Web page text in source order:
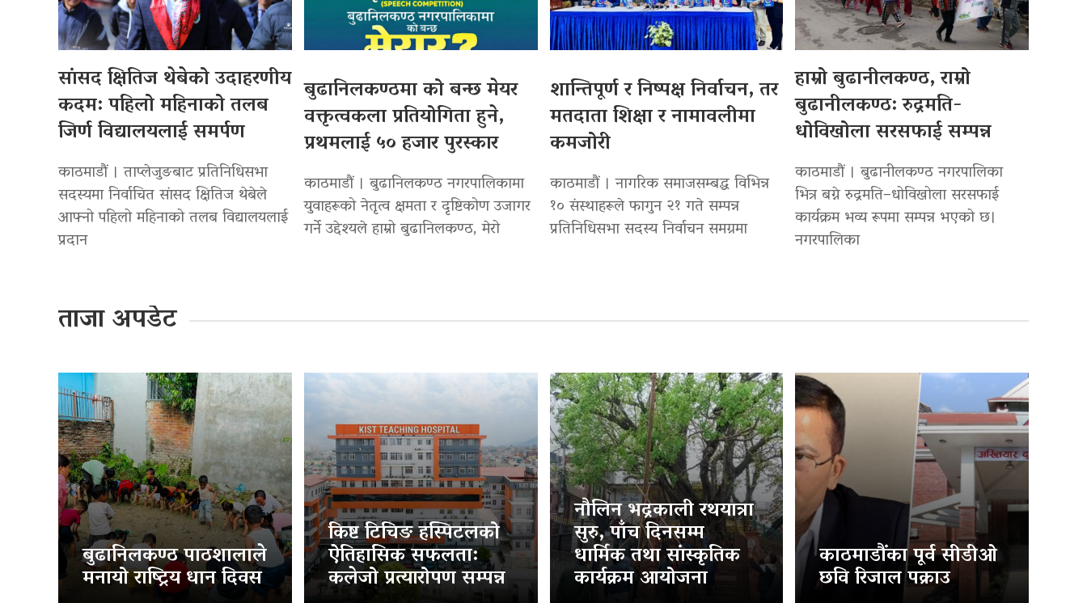
सांसद क्षितिज थेबेको उदाहरणीय
कदम: पहिलो महिनाको तलब
जिर्ण विद्यालयलाई समर्पण
काठमाडौं । ताप्लेजुङबाट प्रतिनिधिसभा
सदस्यमा निर्वाचित सांसद क्षितिज थेबेले
आफ्नो पहिलो महिनाको तलब विद्यालयलाई
प्रदान
बुढानिलकण्ठमा को बन्छ मेयर
वक्तृत्वकला प्रतियोगिता हुने,
प्रथमलाई ५० हजार पुरस्कार
काठमाडौं । बुढानिलकण्ठ नगरपालिकामा
युवाहरूको नेतृत्व क्षमता र दृष्टिकोण उजागर
गर्ने उद्देश्यले हाम्रो बुढानिलकण्ठ, मेरो
शान्तिपूर्ण र निष्पक्ष निर्वाचन, तर
मतदाता शिक्षा र नामावलीमा
कमजोरी
काठमाडौं । नागरिक समाजसम्बद्ध विभिन्न
१० संस्थाहरूले फागुन २१ गते सम्पन्न
प्रतिनिधिसभा सदस्य निर्वाचन समग्रमा
हाम्रो बुढानीलकण्ठ, राम्रो
बुढानीलकण्ठ: रुद्रमति-
धोविखोला सरसफाई सम्पन्न
काठमाडौं । बुढानीलकण्ठ नगरपालिका
भित्र बग्ने रुद्रमति–धोविखोला सरसफाई
कार्यक्रम भव्य रूपमा सम्पन्न भएको छ।
नगरपालिका
ताजा अपडेट
बुढानिलकण्ठ पाठशालाले
मनायो राष्ट्रिय धान दिवस
किष्ट टिचिङ हस्पिटलको
ऐतिहासिक सफलता:
कलेजो प्रत्यारोपण सम्पन्न
नौलिन भद्रकाली रथयात्रा
सुरु, पाँच दिनसम्म
धार्मिक तथा सांस्कृतिक
कार्यक्रम आयोजना
काठमाडौंका पूर्व सीडीओ
छवि रिजाल पक्राउ